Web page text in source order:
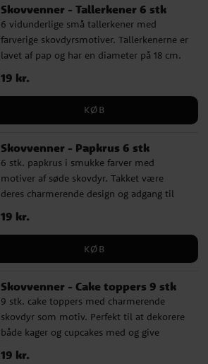
Skovvenner - Tallerkener 6 stk
6 vidunderlige små tallerkener med
farverige skovdyrsmotiver. Tallerkenerne er
lavet af pap og har en diameter på 18 cm.
Takket være deres charmerende design og
adgang til mange matchende tilbehør,
årsfødselsdag, fødselsdage med skovtema,
Pris:19 kr.
19 kr.
KØB
Skovvenner - Papkrus 6 stk
6 stk. papkrus i smukke farver med
motiver af søde skovdyr. Takket være
deres charmerende design og adgang til
mange matchende tilbehør, passer disse
krusene godt til både 1-årsfødselsdag,
babyshower. Krusene er 9 cm høje og
Pris:19 kr.
19 kr.
KØB
Skovvenner - Cake toppers 9 stk
9 stk. cake toppers med charmerende
skovdyr som motiv. Perfekt til at dekorere
både kager og cupcakes med og give
børnefødselsdagen en ekstra hyggelig
Pris:19 kr.
19 kr.